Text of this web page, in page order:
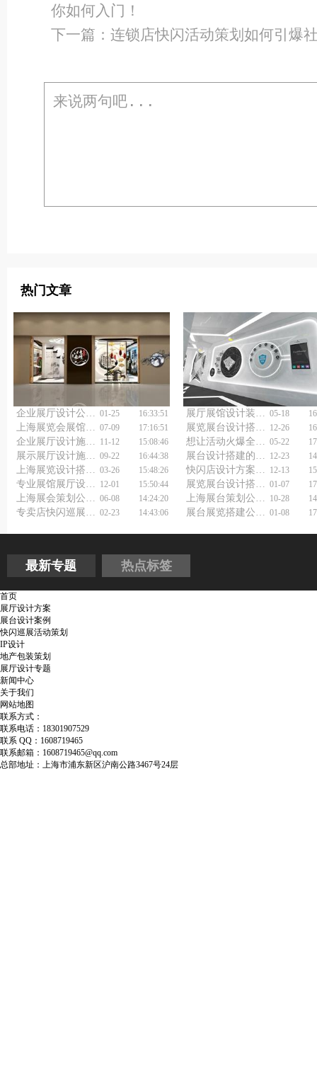
你如何入门！
下一篇：连锁店快闪活动策划如何引爆
热门文章
企业展厅设计公司如何将科技与展示完美结合？ 01-25 16:33:51 展厅展馆设计装修公司如何选择？ 05-18
上海展览会展馆设计公司如何让你的展位成为网红打卡地？ 07-09 17:16:51 展览展台设计搭建公司如何选择？ 12-26
企业展厅设计施工，怎样让客户主动加您微信？ 11-12 15:08:46 想让活动火爆全城？巡展快闪活动策划公司有妙招！ 05-22
展示展厅设计施工注意事项 09-22 16:44:38 展台设计搭建的要素 12-23
上海展览设计搭建公司如何助你一展风采？ 03-26 15:48:26 快闪店设计方案怎么做？ 12-13
专业展馆展厅设计公司浅谈展厅装饰设计 12-01 15:50:44 展览展台设计搭建价格，小成本也能玩出花？ 01-07
上海展会策划公司如何选择？ 06-08 14:24:20 上海展台策划公司浅谈展台搭建与设计的意义 10-28
专卖店快闪巡展活动策划方案包括哪些内容？ 02-23 14:43:06 展台展览搭建公司：如何打造令人惊叹的展台？ 01-08
最新专题 热点标签
首页
展厅设计方案
展台设计案例
快闪巡展活动策划
IP设计
地产包装策划
展厅设计专题
新闻中心
关于我们
网站地图
联系方式：
联系电话：18301907529
联系 QQ：1608719465
联系邮箱：1608719465@qq.com
总部地址：上海市浦东新区沪南公路3467号24层